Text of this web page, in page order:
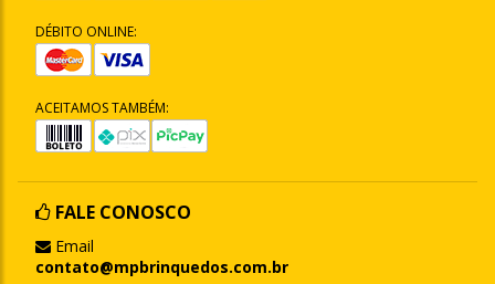
DÉBITO ONLINE:
ACEITAMOS TAMBÉM:
FALE CONOSCO
Email
contato@mpbrinquedos.com.br